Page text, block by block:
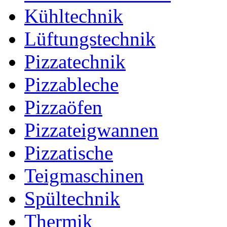
Kühltechnik
Lüftungstechnik
Pizzatechnik
Pizzableche
Pizzaöfen
Pizzateigwannen
Pizzatische
Teigmaschinen
Spültechnik
Thermik